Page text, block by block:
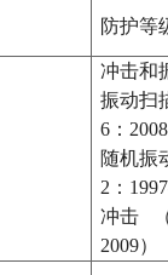
防护等
冲击和
振动扫
6：2008
随机振
2：
冲击
2009）